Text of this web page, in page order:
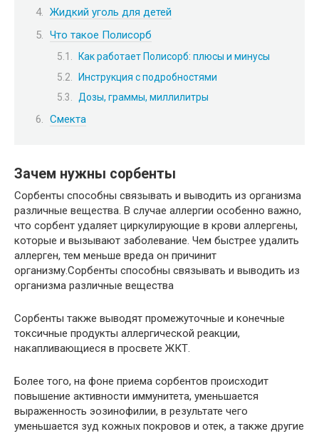
Жидкий уголь для детей
Что такое Полисорб
Как работает Полисорб: плюсы и минусы
Инструкция с подробностями
Дозы, граммы, миллилитры
Смекта
Зачем нужны сорбенты
Сорбенты способны связывать и выводить из организма
различные вещества. В случае аллергии особенно важно,
что сорбент удаляет циркулирующие в крови аллергены,
которые и вызывают заболевание. Чем быстрее удалить
аллерген, тем меньше вреда он причинит
организму.Сорбенты способны связывать и выводить из
организма различные вещества
Сорбенты также выводят промежуточные и конечные
токсичные продукты аллергической реакции,
накапливающиеся в просвете ЖКТ.
Более того, на фоне приема сорбентов происходит
повышение активности иммунитета, уменьшается
выраженность эозинофилии, в результате чего
уменьшается зуд кожных покровов и отек, а также другие